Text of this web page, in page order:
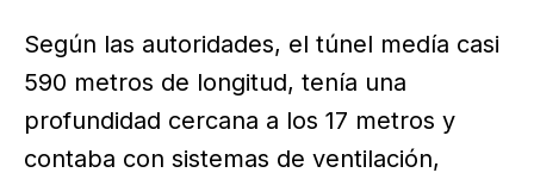
Según las autoridades, el túnel medía casi
590 metros de longitud, tenía una
profundidad cercana a los 17 metros y
contaba con sistemas de ventilación,